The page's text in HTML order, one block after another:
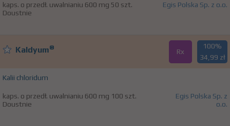
kaps. o przedł. uwalnianiu 600 mg 50 szt.
Doustnie
Egis Polska Sp. z o.o.
Kaldyum® Rx
100%
34,99 zł
Kalii chloridum
kaps. o przedł. uwalnianiu 600 mg 100 szt.
Doustnie
Egis Polska Sp. z
o.o.